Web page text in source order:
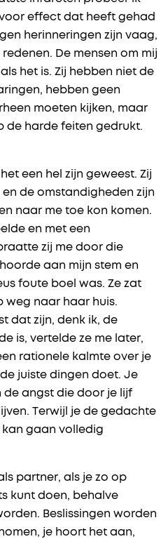
effect dat heeft gehad
herinneringen zijn vaag,
De mensen om mij
het is. Zij hebben niet de
hebben geen
moeten kijken, maar
de harde feiten gedrukt.
een hel zijn geweest. Zij
de omstandigheden zijn
naar me toe kon komen.
en met een
zij me door die
aan mijn stem en
foute boel was. Ze zat
weg naar haar huis.
dat zijn, denk ik, de
is, vertelde ze me later,
rationele kalmte over je
juiste dingen doet. Je
angst die door je lijf
Terwijl je de gedachte
gaan volledig
partner, als je zo op
kunt doen, behalve
Beslissingen worden
je hoort het aan,